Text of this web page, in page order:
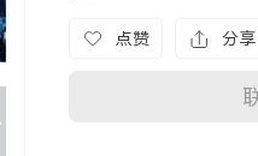
点赞 分享